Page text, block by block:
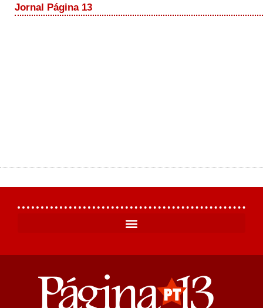
Jornal Página 13